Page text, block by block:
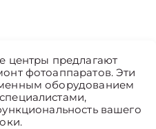
центры предлагают
фотоаппаратов. Эти
оборудованием
вашего